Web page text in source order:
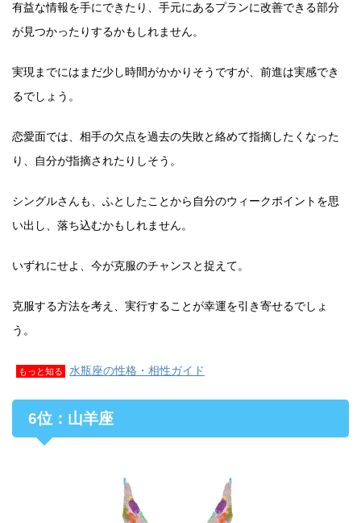
有益な情報を手にできたり、手元にあるプランに改善できる部分
が見つかったりするかもしれません。
実現までにはまだ少し時間がかかりそうですが、前進は実感でき
るでしょう。
恋愛面では、相手の欠点を過去の失敗と絡めて指摘したくなった
り、自分が指摘されたりしそう。
シングルさんも、ふとしたことから自分のウィークポイントを思
い出し、落ち込むかもしれません。
いずれにせよ、今が克服のチャンスと捉えて。
克服する方法を考え、実行することが幸運を引き寄せるでしょ
う。
もっと知る 水瓶座の性格・相性ガイド
6位：山羊座